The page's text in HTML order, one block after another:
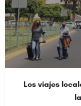
Los viajes